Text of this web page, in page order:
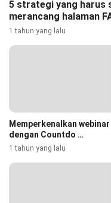
5 strategi yang harus
merancang halaman
1 tahun yang lalu
Memperkenalkan webinar
dengan Countdo …
1 tahun yang lalu